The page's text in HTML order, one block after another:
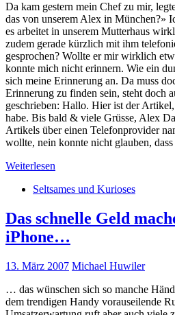
Da kam gestern mein Chef zu mir,
das von unserem Alex in München?»
es arbeitet in unserem Mutterhaus
zudem gerade kürzlich mit ihm
gesprochen? Wollte er mir wirklich
konnte mich nicht erinnern. Wie ein
sich meine Erinnerung an. Da muss
Erinnerung zu finden sein, steht doch
geschrieben: Hallo. Hier ist der
habe. Bis bald & viele Grüsse, Alex
Artikels über einen Telefonprovider
wollte, nein konnte nicht glauben,
Weiterlesen
Seltsames und Kurioses
Das schnelle Geld
iPhone…
13. März 2007 Michael Huwiler
… das wünschen sich so manche
dem trendigen Handy vorauseilende